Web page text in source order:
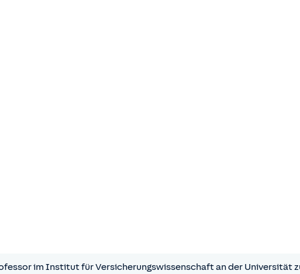
im Institut für Versicherungswissenschaft an der Universität